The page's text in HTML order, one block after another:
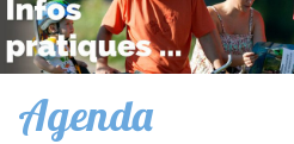
Agenda